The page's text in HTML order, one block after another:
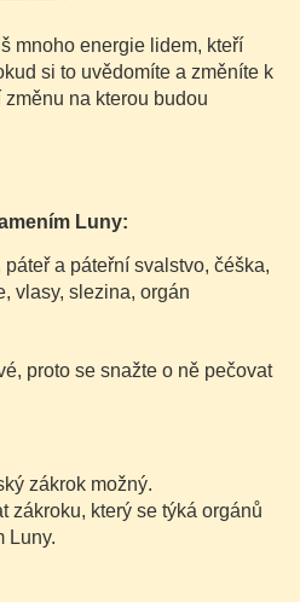
mnoho energie lidem, kteří
si to uvědomíte a změníte k
na kterou budou
Luny:
a páteřní svalstvo, čéška,
vlasy, slezina, orgán
proto se snažte o ně pečovat
zákrok možný.
zákroku, který se týká orgánů
Luny.